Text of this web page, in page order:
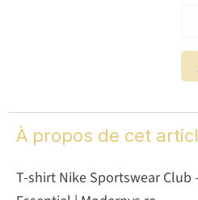
À propos de cet
T-shirt Nike Sportswear Club